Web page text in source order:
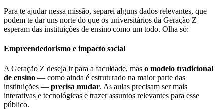
Para te ajudar nessa missão, separei alguns dados relevantes, que
podem te dar uns norte do que os universitários da Geração Z
esperam das instituições de ensino como um todo. Olha só:
Empreendedorismo e impacto social
A Geração Z deseja ir para a faculdade, mas o modelo tradicional
de ensino — como ainda é estruturado na maior parte das
instituições — precisa mudar. As aulas precisam ser mais
interativas e tecnológicas e trazer assuntos relevantes para esse
público.